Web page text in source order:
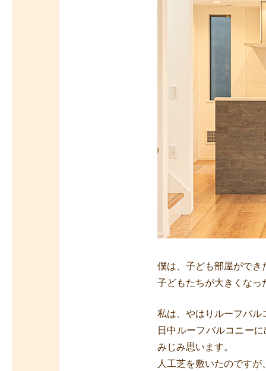
僕は、子ども部屋ができ
子どもたちが大きくなっ
私は、やはりルーフバル
日中ルーフバルコニー
みじみ思います。
人工芝を敷いたのです